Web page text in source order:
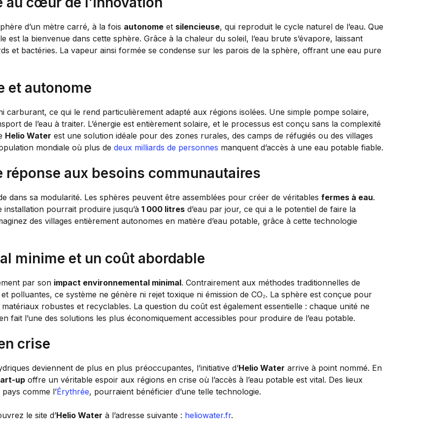
d’un mètre carré, à la fois autonome et silencieuse, qui reproduit le cycle naturel de l’eau. Que
est la bienvenue dans cette sphère. Grâce à la chaleur du soleil, l’eau brute s’évapore, laissant
et bactéries. La vapeur ainsi formée se condense sur les parois de la sphère, offrant une eau pure
et autonome
carburant, ce qui le rend particulièrement adapté aux régions isolées. Une simple pompe solaire,
de l’eau à traiter. L’énergie est entièrement solaire, et le processus est conçu sans la complexité
Helio Water est une solution idéale pour des zones rurales, des camps de réfugiés ou des villages
mondiale où plus de deux milliards de personnes manquent d’accès à une eau potable fiable.
réponse aux besoins communautaires
dans sa modularité. Les sphères peuvent être assemblées pour créer de véritables fermes à eau.
pourrait produire jusqu’à 1 000 litres d’eau par jour, ce qui a le potentiel de faire la
des villages entièrement autonomes en matière d’eau potable, grâce à cette technologie
minime et un coût abordable
par son impact environnemental minimal. Contrairement aux méthodes traditionnelles de
polluantes, ce système ne génère ni rejet toxique ni émission de CO₂. La sphère est conçue pour
robustes et recyclables. La question du coût est également essentielle : chaque unité ne
fait l’une des solutions les plus économiquement accessibles pour produire de l’eau potable.
crise
deviennent de plus en plus préoccupantes, l’initiative d’Helio Water arrive à point nommé. En
up offre un véritable espoir aux régions en crise où l’accès à l’eau potable est vital. Des lieux
comme l’Érythrée, pourraient bénéficier d’une telle technologie.
le site d’Helio Water à l’adresse suivante : heliowater.fr.